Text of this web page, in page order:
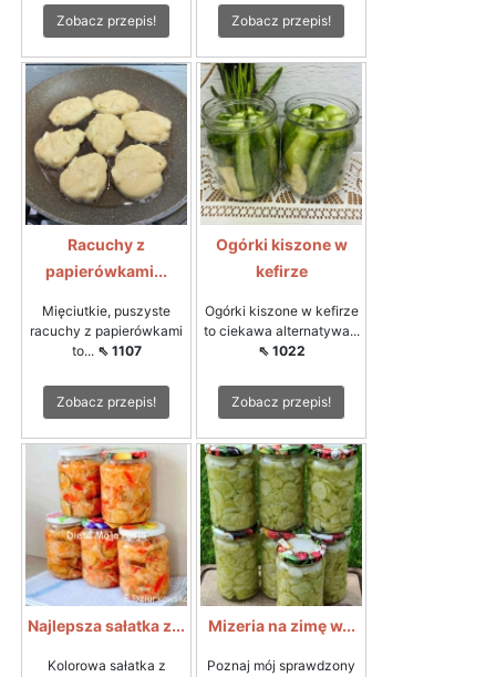
Zobacz przepis!
Zobacz przepis!
Racuchy z
papierówkami...
Mięciutkie, puszyste
racuchy z papierówkami
to... ⇖ 1107
Zobacz przepis!
Ogórki kiszone w
kefirze
Ogórki kiszone w kefirze
to ciekawa alternatywa...
⇖ 1022
Zobacz przepis!
Najlepsza sałatka z...
Kolorowa sałatka z
Mizeria na zimę w...
Poznaj mój sprawdzony